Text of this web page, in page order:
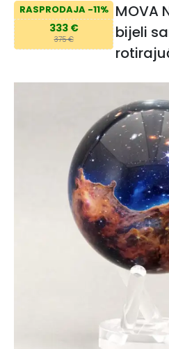
RASPRODAJA -11%
333 €
375 €
MOVA
bijeli